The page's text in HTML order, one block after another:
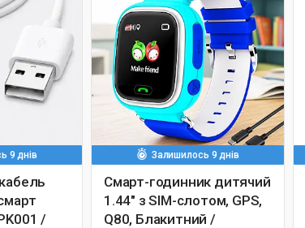
9 днів
/
Залишилось 9 днів
Смарт-годинник дитячий
1.44" з SIM-слотом, GPS,
Q80, Блакитний /